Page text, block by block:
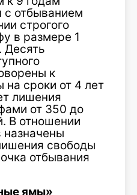
отбыванием
строгого
в размере 1
Десять
к
сроки от 4 лет
лишения
от 350 до
В отношении
назначены
свободы
отбывания
ямы»